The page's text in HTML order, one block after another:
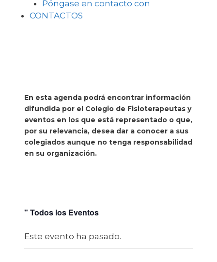
Póngase en contacto con
CONTACTOS
En esta agenda podrá encontrar información
difundida por el Colegio de Fisioterapeutas y
eventos en los que está representado o que,
por su relevancia, desea dar a conocer a sus
colegiados aunque no tenga responsabilidad
en su organización.
" Todos los Eventos
Este evento ha pasado.